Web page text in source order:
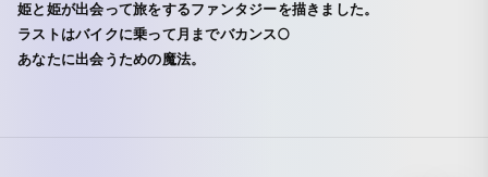
姫と姫が出会って旅をするファンタジーを描きました。
ラストはバイクに乗って月までバカンス🌕
あなたに出会うための魔法。